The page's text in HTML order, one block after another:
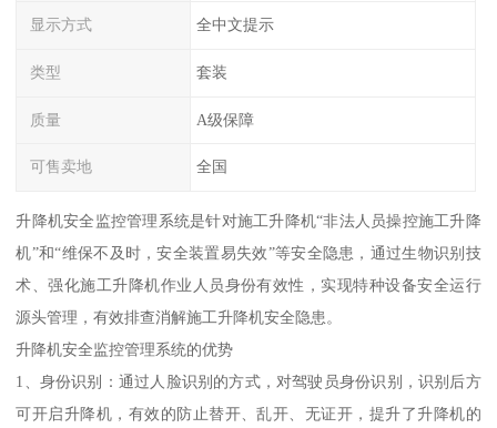
显示方式 全中文提示
类型 套装
质量 A级保障
可售卖地 全国
升降机安全监控管理系统是针对施工升降机“非法人员操控施工升降
机”和“维保不及时，安全装置易失效”等安全隐患，通过生物识别技
术、强化施工升降机作业人员身份有效性，实现特种设备安全运行
源头管理，有效排查消解施工升降机安全隐患。
升降机安全监控管理系统的优势
1、身份识别：通过人脸识别的方式，对驾驶员身份识别，识别后方
可开启升降机，有效的防止替开、乱开、无证开，提升了升降机的